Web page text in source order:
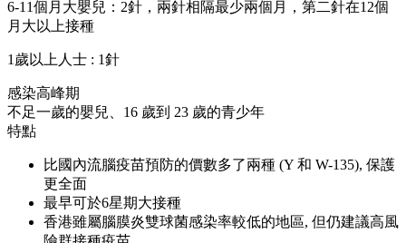
6-11個月大嬰兒：2針，兩針相隔最少兩個月，第二針在12個
月大以上接種
1歲以上人士 : 1針
感染高峰期
不足一歲的嬰兒、16 歲到 23 歲的青少年
特點
比國內流腦疫苗預防的價數多了兩種 (Y 和 W-135), 保護
更全面
最早可於6星期大接種
香港雖屬腦膜炎雙球菌感染率較低的地區, 但仍建議高風